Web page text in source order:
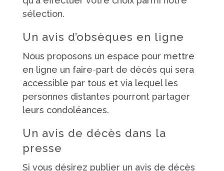
sélection.
Un avis d’obsèques en ligne
Nous proposons un espace pour mettre
en ligne un faire-part de décès qui sera
accessible par tous et via lequel les
personnes distantes pourront partager
leurs condoléances.
Un avis de décès dans la
presse
Si vous désirez publier un avis de décès